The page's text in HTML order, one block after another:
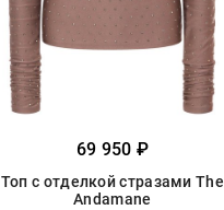
69 950 ₽
Топ с отделкой стразами The
Andamane